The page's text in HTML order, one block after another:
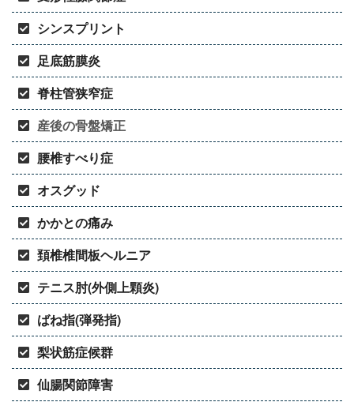
シンスプリント
足底筋膜炎
脊柱管狭窄症
産後の骨盤矯正
腰椎すべり症
オスグッド
かかとの痛み
頚椎椎間板ヘルニア
テニス肘(外側上顆炎)
ばね指(弾発指)
梨状筋症候群
仙腸関節障害